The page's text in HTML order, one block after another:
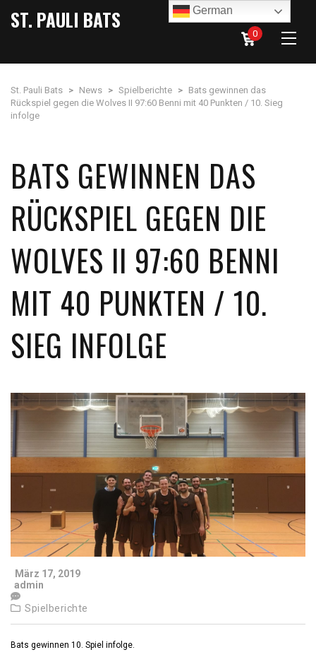
ST. PAULI BATS
0
St. Pauli Bats > News > Spielberichte > Bats gewinnen das
Rückspiel gegen die Wolves II 97:60 Benni mit 40 Punkten / 10. Sieg
infolge
BATS GEWINNEN DAS
RÜCKSPIEL GEGEN DIE
WOLVES II 97:60 BENNI
MIT 40 PUNKTEN / 10.
SIEG INFOLGE
März 17, 2019
admin
Spielberichte
Bats gewinnen 10. Spiel infolge.
German